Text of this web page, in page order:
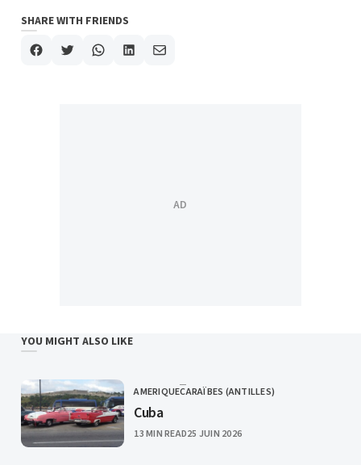
SHARE WITH FRIENDS
YOU MIGHT ALSO LIKE
CATEGORY
AMERIQUECARAÏBES (ANTILLES)
Cuba
13 MIN READPUBLISHED
25 JUIN 2026